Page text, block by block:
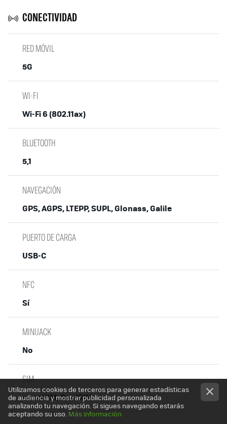
CONECTIVIDAD
RED MÓVIL
5G
WI-FI
Wi-Fi 6 (802.11ax)
BLUETOOTH
5,1
NAVEGACIÓN
GPS, AGPS, LTEPP, SUPL, Glonass, Galile
PUERTO DE CARGA
USB-C
NFC
Sí
MINIJACK
No
SIM
nanoSIM, DualSIM
Utilizamos cookies de terceros para generar estadísticas
de audiencia y mostrar publicidad personalizada
analizando tu navegación. Si sigues navegando estarás
aceptando su uso. Más información